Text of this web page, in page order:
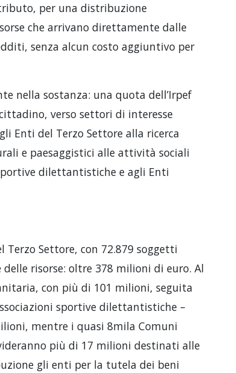
per una distribuzione
che arrivano direttamente dalle
senza alcun costo aggiuntivo per
nella sostanza: una quota dell’Irpef
verso settori di interesse
Enti del Terzo Settore alla ricerca
e paesaggistici alle attività sociali
dilettantistiche e agli Enti
Settore, con 72.879 soggetti
risorse: oltre 378 milioni di euro. Al
con più di 101 milioni, seguita
sportive dilettantistiche –
mentre i quasi 8mila Comuni
più di 17 milioni destinati alle
gli enti per la tutela dei beni